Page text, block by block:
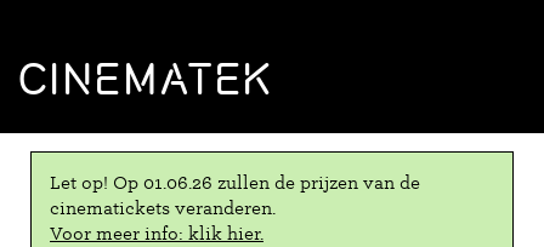
CINEMATEK
Let op! Op 01.06.26 zullen de prijzen van de
cinematickets veranderen.
Voor meer info: klik hier.